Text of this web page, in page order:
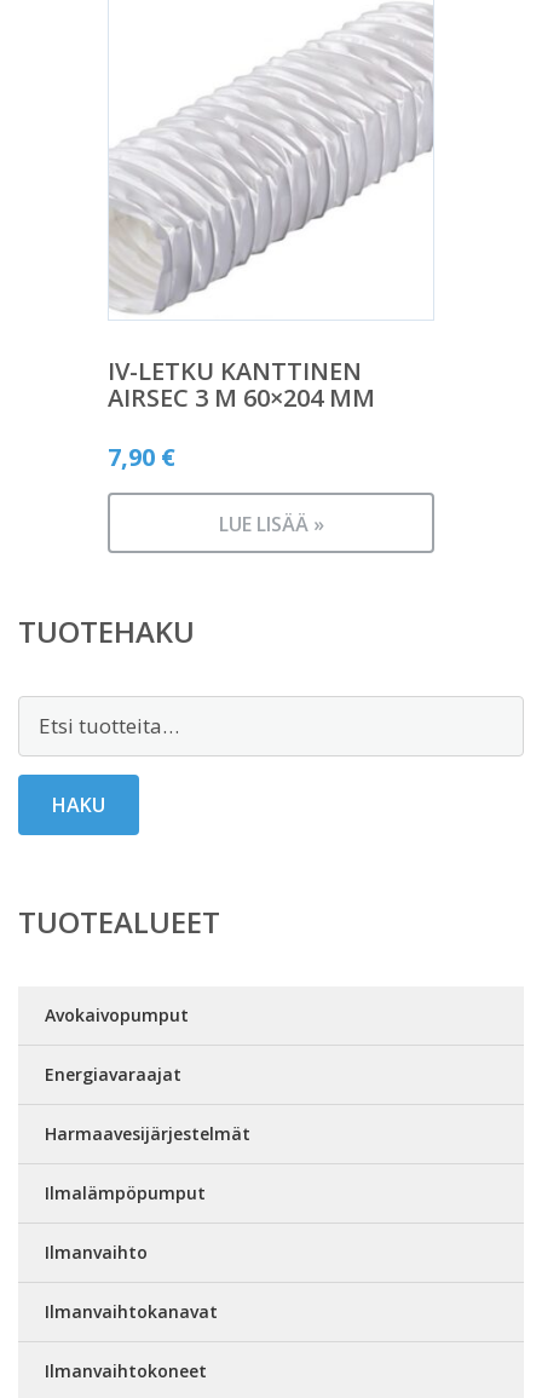
IV-LETKU KANTTINEN
AIRSEC 3 M 60×204 MM
7,90 €
LUE LISÄÄ »
TUOTEHAKU
Etsi:
HAKU
TUOTEALUEET
Avokaivopumput
Energiavaraajat
Harmaavesijärjestelmät
Ilmalämpöpumput
Ilmanvaihto
Ilmanvaihtokanavat
Ilmanvaihtokoneet